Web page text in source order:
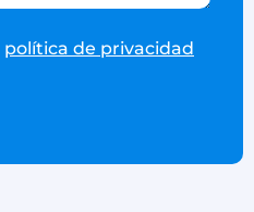
política de privacidad